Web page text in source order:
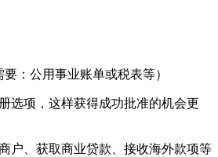
：公用事业账单或税表等）
选项，这样获得成功批准的机会更
户、获取商业贷款、接收海外款项等